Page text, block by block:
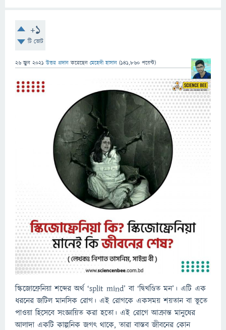
+1
টি ভোট
26 জুন 2021 উত্তর প্রদান করেছেন মেহেদী হাসান (141,860 পয়েন্ট)
স্কিজোফ্রেনিয়া শব্দের অর্থ ‘split mind’ বা ‘দ্বিখণ্ডিত মন’। এটি এক
ধরনের জটিল মানসিক রোগ। এই রোগকে একসময় শয়তান বা ভূতে
পাওয়া হিসেবে সংজ্ঞায়িত করা হতো। এই রোগে আক্রান্ত মানুষের
আলাদা একটি কাল্পনিক জগৎ থাকে, তারা বাস্তব জীবনের কোন